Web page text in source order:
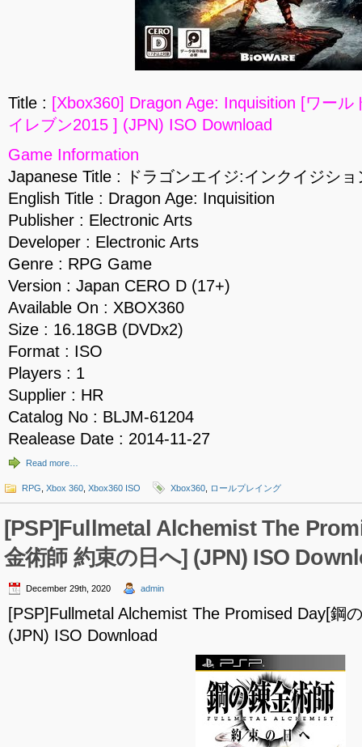
Title : [Xbox360] Dragon Age: Inquisition [ワー
イレブン2015 ] (JPN) ISO Download
Game Information
Japanese Title : ドラゴンエイジ:インクイジショ
English Title : Dragon Age: Inquisition
Publisher : Electronic Arts
Developer : Electronic Arts
Genre : RPG Game
Version : Japan CERO D (17+)
Available On : XBOX360
Size : 16.18GB (DVDx2)
Format : ISO
Players : 1
Supplier : HR
Catalog No : BLJM-61204
Realease Date : 2014-11-27
Read more…
RPG Xbox 360 Xbox360 ISO Xbox360 ロールプレイング
[PSP]Fullmetal Alchemist The
金術師 約束の日へ] (JPN) ISO
December 29th, 2020 admin
[PSP]Fullmetal Alchemist The Promised Day[鋼
(JPN) ISO Download